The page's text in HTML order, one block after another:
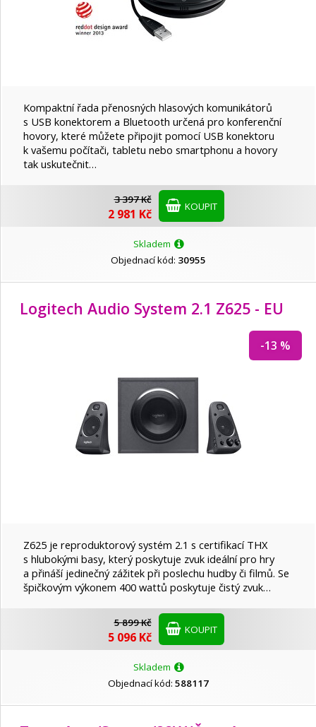
Kompaktní řada přenosných hlasových komunikátorů
s USB konektorem a Bluetooth určená pro konferenční
hovory, které můžete připojit pomocí USB konektoru
k vašemu počítači, tabletu nebo smartphonu a hovory
tak uskutečnit…
3 397 Kč
2 981 Kč KOUPIT
Skladem
Objednací kód: 30955
Logitech Audio System 2.1 Z625 - EU
-13 %
Z625 je reproduktorový systém 2.1 s certifikací THX
s hlubokými basy, který poskytuje zvuk ideální pro hry
a přináší jedinečný zážitek při poslechu hudby či filmů. Se
špičkovým výkonem 400 wattů poskytuje čistý zvuk…
5 899 Kč
5 096 Kč KOUPIT
Skladem
Objednací kód: 588117